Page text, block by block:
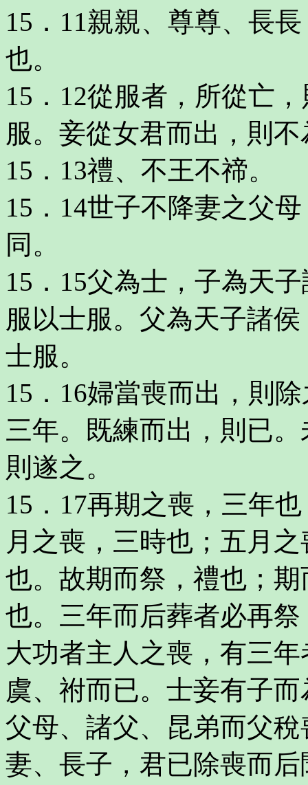
15．11親親、尊尊、長
也。
15．12從服者，所從亡
服。妾從女君而出，則
15．13禮、不王不禘。
15．14世子不降妻之父
同。
15．15父為士，子為天
服以士服。父為天子諸
士服。
15．16婦當喪而出，則
三年。既練而出，則已
則遂之。
15．17再期之喪，三年
月之喪，三時也；五月
也。故期而祭，禮也；
也。三年而后葬者必再
大功者主人之喪，有三
虞、祔而已。士妾有子
父母、諸父、昆弟而父
妻、長子，君已除喪而